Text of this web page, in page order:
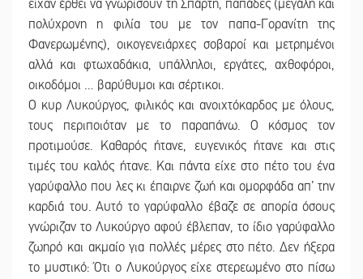
είχαν έρθει να γνωρίσουν τη Σπάρτη, παπάδες (μεγάλη και
πολύχρονη η φιλία του με τον παπα-Γορανίτη της
Φανερωμένης), οικογενειάρχες σοβαροί και μετρημένοι
αλλά και φτωχαδάκια, υπάλληλοι, εργάτες, αχθοφόροι,
οικοδόμοι … βαρύθυμοι και σέρτικοι.
Ο κυρ Λυκούργος, φιλικός και ανοιχτόκαρδος με όλους,
τους περιποιόταν με το παραπάνω. Ο κόσμος τον
προτιμούσε. Καθαρός ήτανε, ευγενικός ήτανε και στις
τιμές του καλός ήτανε. Και πάντα είχε στο πέτο του ένα
γαρύφαλλο που λες κι έπαιρνε ζωή και ομορφάδα απ’ την
καρδιά του. Αυτό το γαρύφαλλο έβαζε σε απορία όσους
γνώριζαν το Λυκούργο αφού έβλεπαν, το ίδιο γαρύφαλλο
ζωηρό και ακμαίο για πολλές μέρες στο πέτο. Δεν ήξερα
το μυστικό: Ότι ο Λυκούργος είχε στερεωμένο στο πίσω